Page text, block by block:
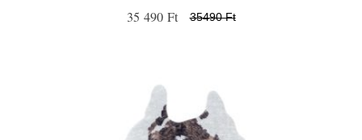
35 490 Ft 35490 Ft